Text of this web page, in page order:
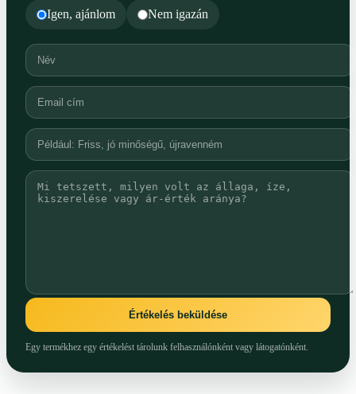
Igen, ajánlom Nem igazán
Értékelés beküldése
Egy termékhez egy értékelést tárolunk felhasználónként vagy látogatónként.